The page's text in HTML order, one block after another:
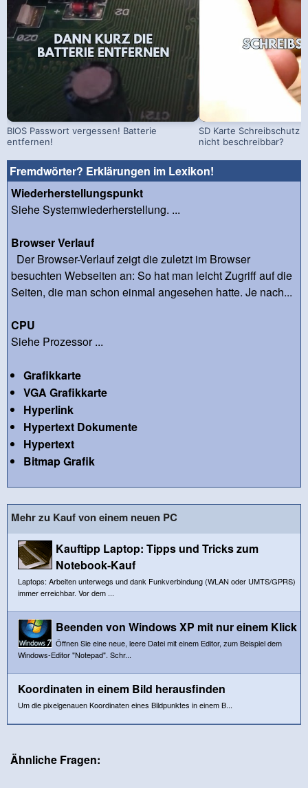
BIOS Passwort vergessen! Batterie
entfernen!
SD Karte Schreibschutz
nicht beschreibbar?
Fremdwörter? Erklärungen im Lexikon!
Wiederherstellungspunkt
Siehe Systemwiederherstellung. ...
Browser Verlauf
Der Browser-Verlauf zeigt die zuletzt im Browser
besuchten Webseiten an: So hat man leicht Zugriff auf die
Seiten, die man schon einmal angesehen hatte. Je nach...
CPU
Siehe Prozessor ...
Grafikkarte
VGA Grafikkarte
Hyperlink
Hypertext Dokumente
Hypertext
Bitmap Grafik
Mehr zu Kauf von einem neuen PC
Kauftipp Laptop: Tipps und Tricks zum
Notebook-Kauf
Laptops: Arbeiten unterwegs und dank Funkverbindung (WLAN oder UMTS/GPRS)
immer erreichbar. Vor dem ...
Beenden von Windows XP mit nur einem Klick
Öffnen Sie eine neue, leere Datei mit einem Editor, zum Beispiel dem
Windows-Editor "Notepad". Schr...
Koordinaten in einem Bild herausfinden
Um die pixelgenauen Koordinaten eines Bildpunktes in einem B...
Ähnliche Fragen: